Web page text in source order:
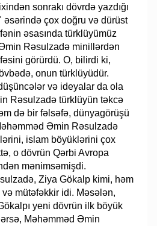
sonrakı dövrdə yazdığı
çox doğru və dürüst
əsasında türklüyümüz
Rəsulzadə minillərdən
görürdü. O, bilirdi ki,
onun türklüyüdür.
və ideyalar da ola
Rəsulzadə türklüyün təkcə
də bir fəlsəfə, dünyagörüşü
Əmin Rəsulzadə
islam böyüklərini çox
o dövrün Qərbi Avropa
mənimsəmişdi.
Ziya Gökalp kimi, həm
mütəfəkkir idi. Məsələn,
yeni dövrün ilk böyük
Məhəmməd Əmin